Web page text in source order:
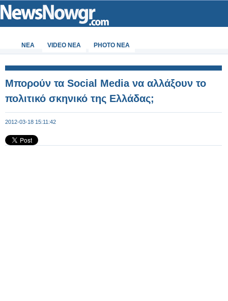
ΝΕΑ VIDEO NEA PHOTO NEA
Μπορούν τα Social Media να αλλάξουν το
πολιτικό σκηνικό της Ελλάδας;
2012-03-18 15:11:42